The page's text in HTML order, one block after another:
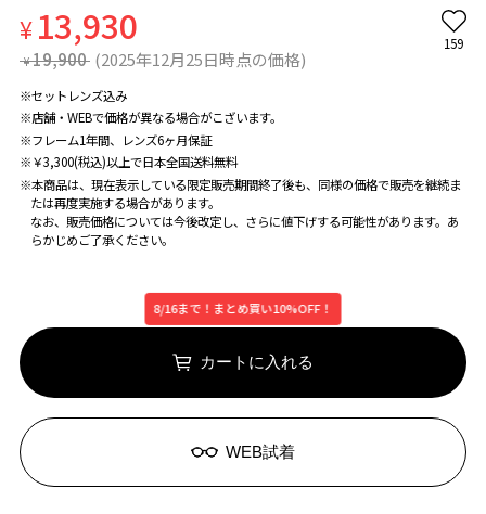
¥13,930
¥ 19,900 (2025年12月25日時点の価格)
159
※セットレンズ込み
※店舗・WEBで価格が異なる場合がこざいます。
※フレーム1年間、レンズ6ヶ月保証
※￥3,300(税込)以上で日本全国送料無料
※本商品は、現在表示している限定販売期間終了後も、同様の価格で販売を継続ま
たは再度実施する場合があります。
なお、販売価格については今後改定し、さらに値下げする可能性があります。あ
らかじめご了承ください。
8/16まで！まとめ買い10%OFF！
カートに入れる
WEB試着